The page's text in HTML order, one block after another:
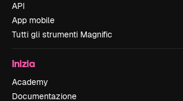
API
App mobile
Tutti gli strumenti Magnific
Inizia
Academy
Documentazione